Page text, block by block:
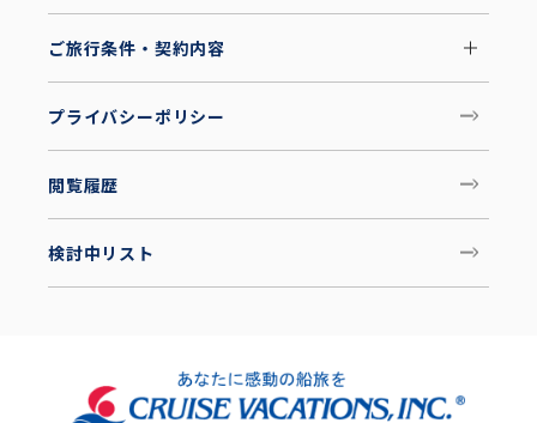
ご旅行条件・契約内容
プライバシーポリシー
閲覧履歴
検討中リスト